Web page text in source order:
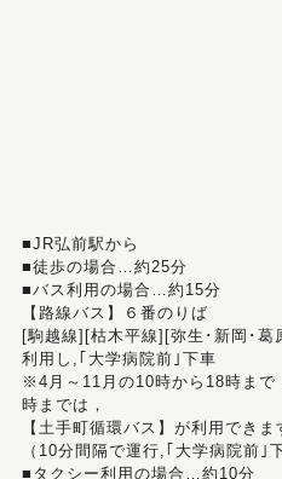
■JR弘前駅から
■徒歩の場合…約25分
■バス利用の場合…約15分
【路線バス】６番のりば
[駒越線][枯木平線][弥生･新岡･
利用し,｢大学病院前｣下車
※4月～11月の10時から18時まで
時までは，
【土手町循環バス】が利用できま
（10分間隔で運行,｢大学病院前｣
■タクシー利用の場合…約10分